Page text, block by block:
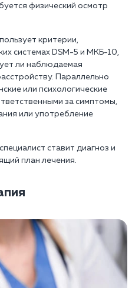
физический осмотр
критерии,
системах DSM-5 и МКБ-10,
ли наблюдаемая
Параллельно
или психологические
за симптомы,
или употребление
ставит диагноз и
план лечения.